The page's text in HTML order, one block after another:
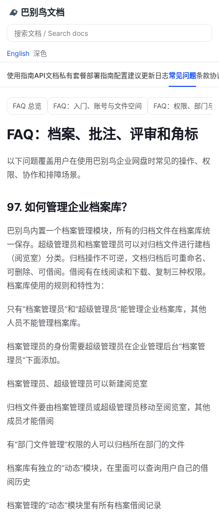
巴别鸟文档
搜
索
English 深色
使用指南API文档私有套餐部署指南配置建议更新日志常见问题条款协
FAQ 总览 FAQ：入门、账号与文件空间 FAQ：权限、部门与
FAQ：档案、批注、评审和角标
以下问题覆盖用户在使用巴别鸟企业网盘时常见的操作、权
限、协作和排障场景。
97. 如何管理企业档案库？
巴别鸟内置一个档案管理模块，所有的归档文件在档案库统
一保存。超级管理员和档案管理员可以对归档文件进行建档
（阅览室）分类。归档操作不可逆，文档归档后可重命名、
可删除、可借阅。借阅有在线阅读和下载、复制三种权限。
档案库使用的规则和特性为：
只有“档案管理员”和“超级管理员”能管理企业档案库，其他
人员不能管理档案库。
档案管理员的身份需要超级管理员在企业管理后台“档案管
理员”下面添加。
档案管理员、超级管理员可以新建阅览室
归档文件要由档案管理员或超级管理员移动至阅览室，其他
成员才能借阅
有“部门文件管理”权限的人可以归档所在部门的文件
档案库有独立的“动态”模块，在里面可以查询用户自己的借
阅历史
档案管理的“动态”模块里有所有档案借阅记录